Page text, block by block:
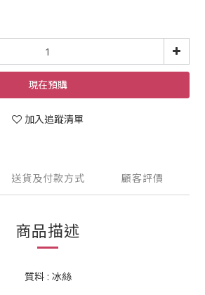
現在預購
加入追蹤清單
送貨及付款方式 顧客評價
商品描述
質料 : 冰絲